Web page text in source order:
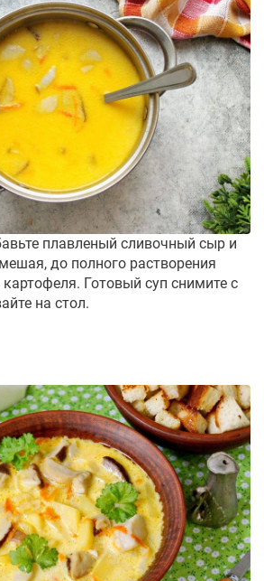
плавленый сливочный сыр и
до полного растворения
Готовый суп снимите с
на стол.